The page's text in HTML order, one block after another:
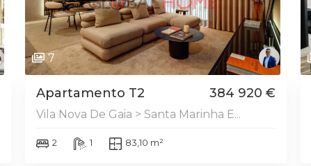
7
Apartamento T2 384 920 €
Vila Nova De Gaia > Santa Marinha E...
2 1 83,10 m²